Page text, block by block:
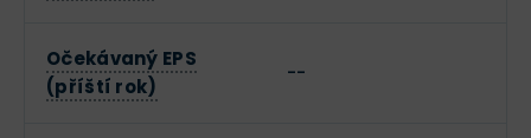
Očekávaný EPS
(příští rok)
--